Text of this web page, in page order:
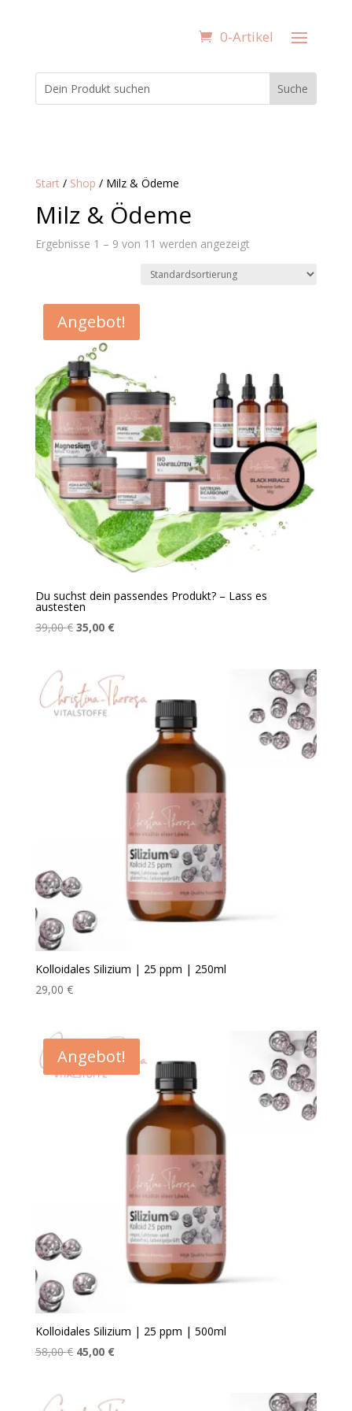
0-Artikel
Start / Shop / Milz & Ödeme
Milz & Ödeme
Ergebnisse 1 – 9 von 11 werden angezeigt
Angebot!
Du suchst dein passendes Produkt? – Lass es
austesten
39,00€ Ursprünglicher
39,00 €
35,00 €Aktueller
35,00 €.
Kolloidales Silizium | 25 ppm | 250ml
29,00 €
Angebot!
Kolloidales Silizium | 25 ppm | 500ml
58,00€ Ursprünglicher
58,00 €
45,00 €Aktueller
45,00 €.